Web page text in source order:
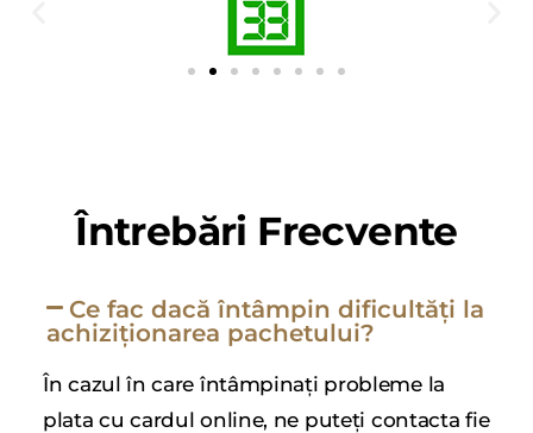
Întrebări Frecvente
Ce fac dacă întâmpin dificultăți la
achiziționarea pachetului?
În cazul în care întâmpinați probleme la
plata cu cardul online, ne puteți contacta fie